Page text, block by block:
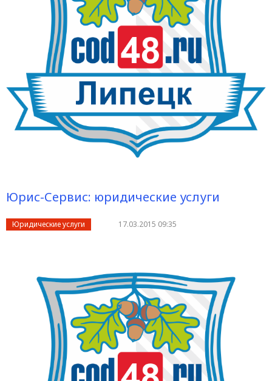
Юрис-Сервис: юридические услуги
Юридические услуги 17.03.2015 09:35